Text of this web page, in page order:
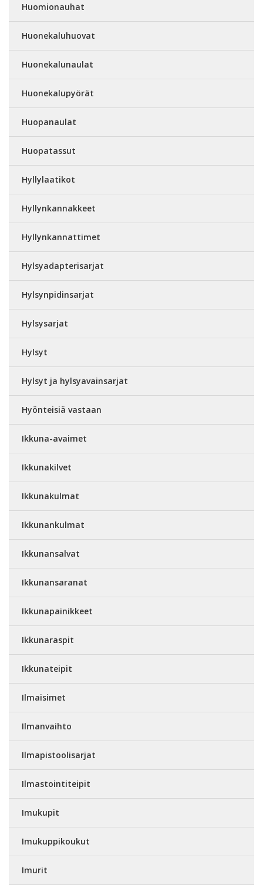
Huomionauhat
Huonekaluhuovat
Huonekalunaulat
Huonekalupyörät
Huopanaulat
Huopatassut
Hyllylaatikot
Hyllynkannakkeet
Hyllynkannattimet
Hylsyadapterisarjat
Hylsynpidinsarjat
Hylsysarjat
Hylsyt
Hylsyt ja hylsyavainsarjat
Hyönteisiä vastaan
Ikkuna-avaimet
Ikkunakilvet
Ikkunakulmat
Ikkunankulmat
Ikkunansalvat
Ikkunansaranat
Ikkunapainikkeet
Ikkunaraspit
Ikkunateipit
Ilmaisimet
Ilmanvaihto
Ilmapistoolisarjat
Ilmastointiteipit
Imukupit
Imukuppikoukut
Imurit